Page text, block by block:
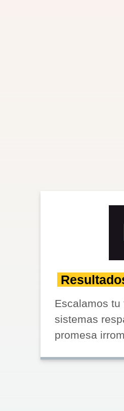
Escalamos tu
sistemas
promesa